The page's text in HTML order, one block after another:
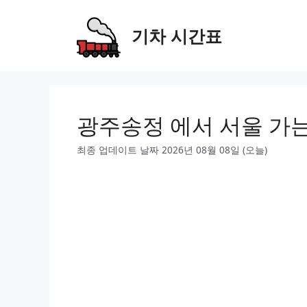
기차 시간표
광주송정 에서 서울 가
최종 업데이트 날짜 2026년 08월 08일 (오늘)